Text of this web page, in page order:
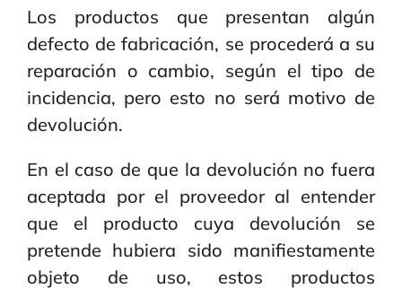
Los productos que presentan algún
defecto de fabricación, se procederá a su
reparación o cambio, según el tipo de
incidencia, pero esto no será motivo de
devolución.
En el caso de que la devolución no fuera
aceptada por el proveedor al entender
que el producto cuya devolución se
pretende hubiera sido manifiestamente
objeto de uso, estos productos